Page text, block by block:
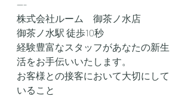
---
株式会社ルーム　御茶ノ水店
御茶ノ水駅 徒歩10秒
経験豊富なスタッフがあなたの新生
活をお手伝いいたします。
お客様との接客において大切にして
いること